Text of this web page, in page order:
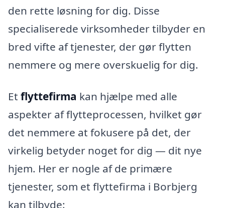
den rette løsning for dig. Disse
specialiserede virksomheder tilbyder en
bred vifte af tjenester, der gør flytten
nemmere og mere overskuelig for dig.
Et flyttefirma kan hjælpe med alle
aspekter af flytteprocessen, hvilket gør
det nemmere at fokusere på det, der
virkelig betyder noget for dig — dit nye
hjem. Her er nogle af de primære
tjenester, som et flyttefirma i Borbjerg
kan tilbyde: